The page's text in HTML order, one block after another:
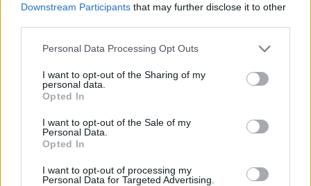
Downstream Participants that may further disclose it to other
Please note that this website/app uses one or more Google
not limited to your visit or usage behaviour. You may click to
grant or deny consent to Google and its third-party tags to
use your data for below specified purposes in below Google
consent section.
Personal Data Processing Opt Outs
I want to opt-out of the Sharing of my
personal data.
Opted In
I want to opt-out of the Sale of my
Personal Data.
Opted In
I want to opt-out of processing my
Personal Data for Targeted Advertising.